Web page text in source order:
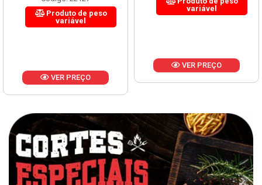
Produto de peso
variável
VER PREÇO
variável
VER PREÇO